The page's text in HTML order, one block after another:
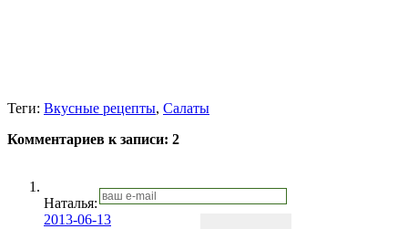
Теги: Вкусные рецепты, Салаты
Комментариев к записи: 2
Наталья:
2013-06-13